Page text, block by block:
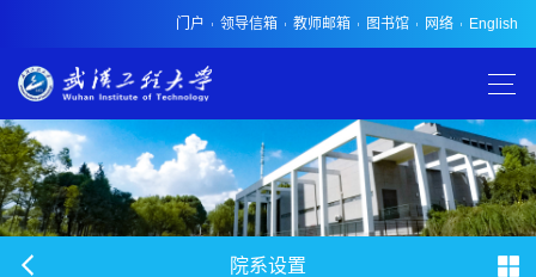
门户 领导信箱 教师邮箱 图书馆 网络 English
院系设置